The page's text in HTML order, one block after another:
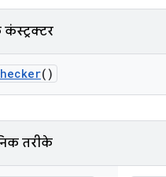
()
तरीके